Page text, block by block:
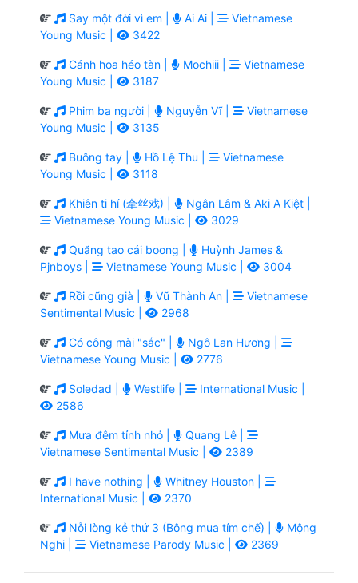
Say một đời vì em | Ai Ai |
Vietnamese
Young Music |
3422
Cánh hoa héo tàn | Mochiii |
Vietnamese
Young Music |
3187
Phim ba người | Nguyễn Vĩ |
Vietnamese
Young Music |
3135
Buông tay | Hồ Lệ Thu |
Vietnamese
Young Music |
3118
Khiên ti hí (牵丝戏) |
Ngân Lâm & Aki A Kiệt |
Vietnamese Young Music |
3029
Quăng tao cái boong |
Huỳnh James &
Pjnboys |
Vietnamese Young Music | 3004
Rồi cũng già | Vũ Thành An |
Vietnamese
Sentimental Music |
2968
Có công mài "sắc" |
Ngô Lan Hương |
Vietnamese Young Music |
2776
Soledad | Westlife |
International Music |
2586
Mưa đêm tỉnh nhỏ |
Quang Lê |
Vietnamese Sentimental Music |
2389
I have nothing |
Whitney Houston |
International Music |
2370
Nỗi lòng kẻ thứ 3 (Bông mua tím chế) |
Mộng
Nghi |
Vietnamese Parody Music | 2369